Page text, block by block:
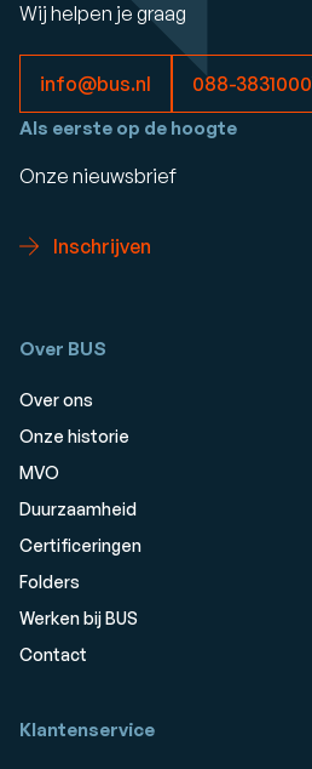
Wij helpen je graag
info@bus.nl 088-3831000
Als eerste op de hoogte
Onze nieuwsbrief
Inschrijven
Over BUS
Over ons
Onze historie
MVO
Duurzaamheid
Certificeringen
Folders
Werken bij BUS
Contact
Klantenservice